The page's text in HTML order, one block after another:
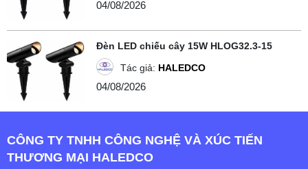
04/08/2026
Đèn LED chiếu cây 15W HLOG32.3-15
Tác giả: HALEDCO
04/08/2026
CÔNG TY TNHH CÔNG NGHỆ VÀ XÚC TIẾN
THƯƠNG MẠI HALEDCO